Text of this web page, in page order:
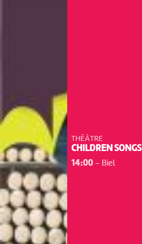
THÉÂTRE
CHILDREN SONGS
14:00- Biel